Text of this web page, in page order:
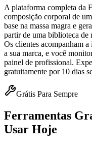
A plataforma completa da
composição corporal de
base na massa magra e
partir de uma biblioteca de
Os clientes acompanham
a sua marca, e você
painel de profissional.
gratuitamente por 10 dias
Grátis Para Sempre
Ferramentas
Usar Hoje